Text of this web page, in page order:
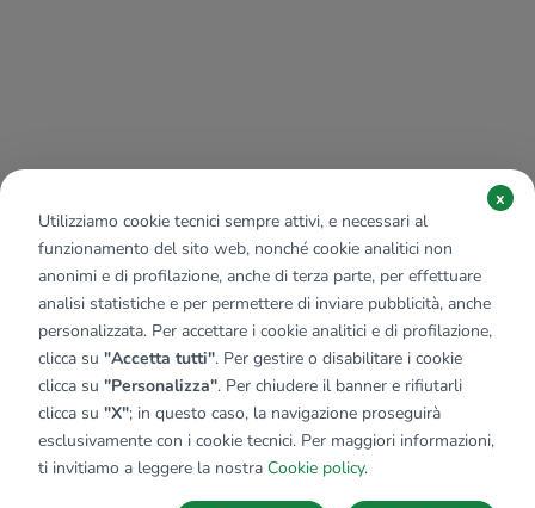
Utilizziamo cookie tecnici sempre attivi, e necessari al
funzionamento del sito web, nonché cookie analitici non
anonimi e di profilazione, anche di terza parte, per effettuare
analisi statistiche e per permettere di inviare pubblicità, anche
personalizzata. Per accettare i cookie analitici e di profilazione,
clicca su "Accetta tutti". Per gestire o disabilitare i cookie
clicca su "Personalizza". Per chiudere il banner e rifiutarli
clicca su "X"; in questo caso, la navigazione proseguirà
esclusivamente con i cookie tecnici. Per maggiori informazioni,
ti invitiamo a leggere la nostra Cookie policy.
x